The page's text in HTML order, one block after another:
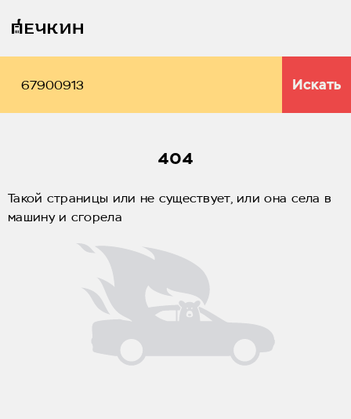
Искать
404
Такой страницы или не существует, или она села в
машину и сгорела